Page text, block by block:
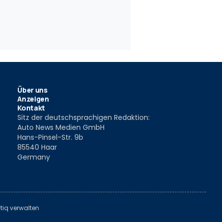
Über uns
Anzeigen
Kontakt
Sitz der deutschsprachigen Redaktion:
Auto News Medien GmbH
Hans-Pinsel-Str. 9b
85540 Haar
Germany
verwalten